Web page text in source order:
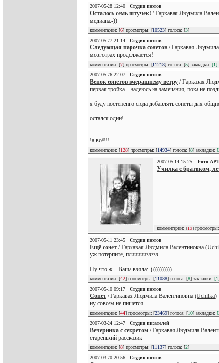
2007-05-28 12:40
Студия поэтов
Осталось семь штучек! / Гаркавая Людмила
медиана:-))
комментарии: [6] просмотры: [10523] голоса: [3]
2007-05-27 21:14
Студия поэтов
Следующая парочка сонетов / Гаркавая
мозготрах продолжается!
комментарии: [7] просмотры: [11218] голоса: [5] закладки: [1]
2007-05-26 22:07
Студия поэтов
Венок сонетов вчерашнему ветру / Гаркавая
первая тройка... надеюсь на замечания, пока не
я буду постепенно сюда добавлять сонеты для
остался один!
!а всё!!!
комментарии: [128] просмотры: [14934] голоса: [8] закладки:
2007-05-14 15:25 Фото-АРТ
Училка с братиком,
комментарии: [19]
2007-05-11 23:45 Студия поэтов
Ещё сонет / Гаркавая Людмила Валентиновна (
уж потерпите, плиииииззззз....
Ну что ж... Ваша взяла:-)))))))))))
комментарии: [42] просмотры: [11088] голоса: [8] закладки: [1]
2007-05-10 09:17
Студия поэтов
Сонет / Гаркавая Людмила Валентиновна (Uchilka)
ну совсем не пишется
комментарии: [44] просмотры: [23469] голоса: [10] закладки:
2007-03-24 12:47
Студия писателей
Вечеринка с секретом / Гаркавая Людмила
старенький рассказик
комментарии: [8] просмотры: [11137] голоса: [2]
2007-03-20 20:56
Студия поэтов